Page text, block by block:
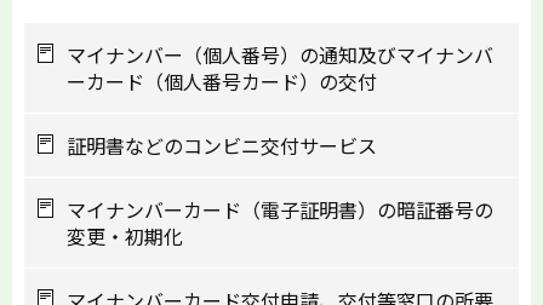
マイナンバー（個人番号）の通知及びマイナンバ
ーカード（個人番号カード）の交付
証明書などのコンビニ交付サービス
マイナンバーカード（電子証明書）の暗証番号の
変更・初期化